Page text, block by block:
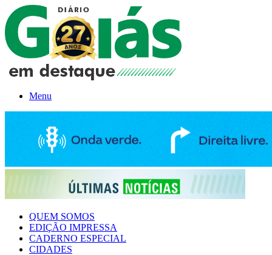
Menu
QUEM SOMOS
EDIÇÃO IMPRESSA
CADERNO ESPECIAL
CIDADES